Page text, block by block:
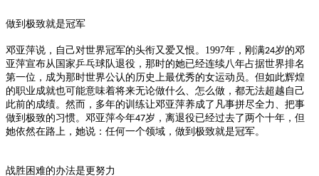
做到极致就是冠军
邓亚萍说，自己对世界冠军的头衔又爱又恨。 1997年，刚满24岁的邓
亚萍宣布从国家乒乓球队退役，那时的她已经连续八年占据世界排名
第一位，成为那时世界公认的历史上最优秀的女运动员。但如此辉煌
的职业成就也可能意味着将来无论做什么、怎么做，都无法超越自己
此前的成绩。然而，多年的训练让邓亚萍养成了凡事拼尽全力、把事
做到极致的习惯。邓亚萍今年47岁，离退役已经过去了两个十年，但
她依然在路上，她说：任何一个领域，做到极致就是冠军。
战胜困难的办法是更努力